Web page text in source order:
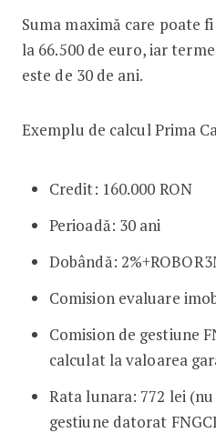
Suma maximă care poate
la 66.500 de euro, iar
este de 30 de ani.
Exemplu de calcul Prima
Credit: 160.000 RON
Perioadă: 30 ani
Dobândă:
Comision evaluare
Comision de gestiune
calculat la valoarea
Rata lunara: 772 lei
gestiune datorat